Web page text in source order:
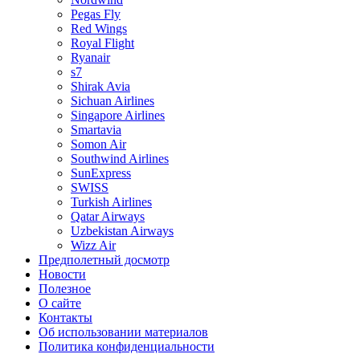
Pegas Fly
Red Wings
Royal Flight
Ryanair
s7
Shirak Avia
Sichuan Airlines
Singapore Airlines
Smartavia
Somon Air
Southwind Airlines
SunExpress
SWISS
Turkish Airlines
Qatar Airways
Uzbekistan Airways
Wizz Air
Предполетный досмотр
Новости
Полезное
О сайте
Контакты
Об использовании материалов
Политика конфиденциальности